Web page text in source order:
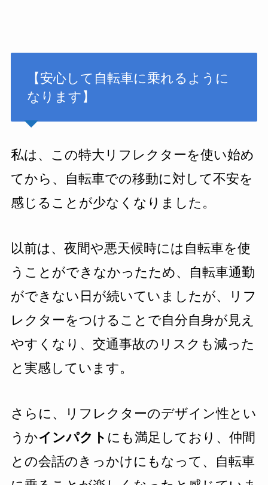
【安心して自転車に乗れるように
なります】
私は、この特大リフレクターを使い始め
てから、自転車での移動に対して不安を
感じることが少なくなりました。
以前は、夜間や悪天候時には自転車を使
うことができなかったため、自転車通勤
ができない日が続いていましたが、リフ
レクターをつけることで自分自身が見え
やすくなり、交通事故のリスクも減った
と実感しています。
さらに、リフレクターのデザイン性とい
うかインパクト にも満足しており、仲間
との会話のきっかけにもなって、自転車